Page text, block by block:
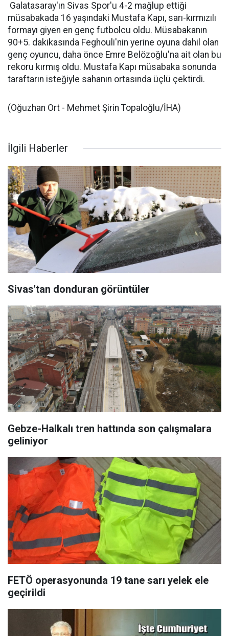
Galatasaray'ın Sivas Spor'u 4-2 mağlup ettiği
müsabakada 16 yaşındaki Mustafa Kapı, sarı-kırmızılı
formayı giyen en genç futbolcu oldu. Müsabakanın
90+5. dakikasında Feghouli'nin yerine oyuna dahil olan
genç oyuncu, daha önce Emre Belözoğlu'na ait olan bu
rekoru kırmış oldu. Mustafa Kapı müsabaka sonunda
taraftarın isteğiyle sahanın ortasında üçlü çektirdi.
(Oğuzhan Ort - Mehmet Şirin Topaloğlu/İHA)
İlgili Haberler
Sivas'tan donduran görüntüler
Gebze-Halkalı tren hattında son çalışmalara
geliniyor
FETÖ operasyonunda 19 tane sarı yelek ele
geçirildi